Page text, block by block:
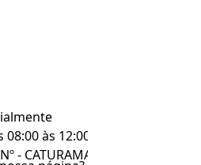
às 12:00 e das 14:00 às
- CATURAMA/BA